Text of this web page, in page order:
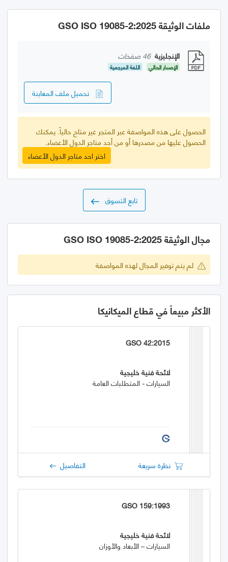
ملفات الوثيقة GSO ISO 19085-2:2025
الإنجليزية 46 صفحات
الإصدار الحالي اللغة المرجعية
تحميل ملف المعاينة
الحصول على هذه المواصفة عبر المتجر غير متاح حالياً. يمكنك
الحصول عليها من مصدرها أو من أحد متاجر الدول الأعضاء.
اختر احد متاجر الدول الأعضاء
تابع التسوق
مجال الوثيقة GSO ISO 19085-2:2025
لم يتم توفير المجال لهذه المواصفة
الأكثر مبيعاً في قطاع الميكانيكا
GSO 42:2015
لائحة فنية خليجية
السيارات - المتطلبات العامة
نظرة سريعة التفاصيل
GSO 159:1993
لائحة فنية خليجية
السيارات – الأبعاد والأوزان